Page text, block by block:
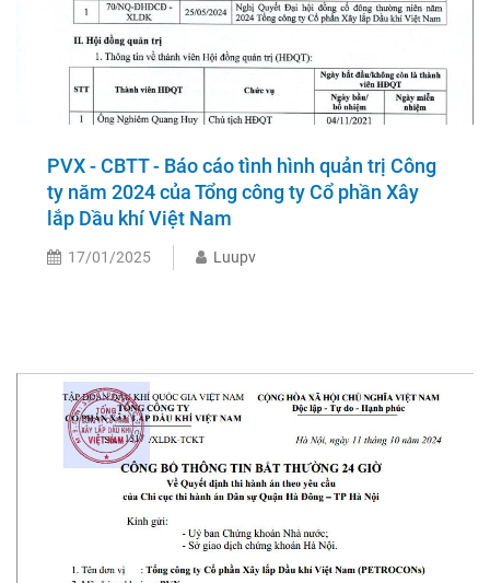
PVX - CBTT - Báo cáo tình hình quản trị Công
ty năm 2024 của Tổng công ty Cổ phần Xây
lắp Dầu khí Việt Nam
17/01/2025 Luupv